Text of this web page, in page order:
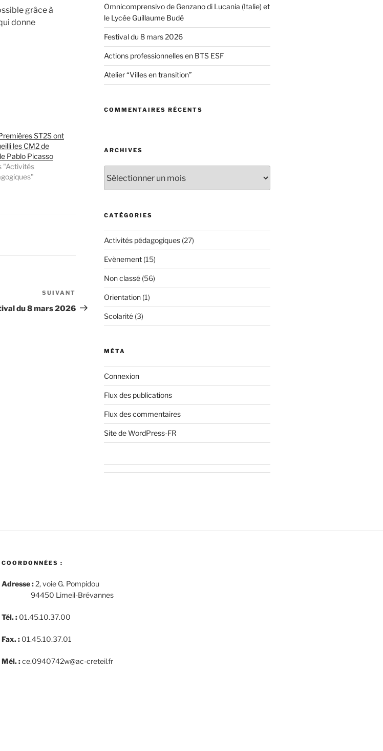
grâce à
donne
ST2S ont
les CM2 de
Pablo Picasso
"Activités
suivant
SUIVANT
du 8 mars 2026
Omnicomprensivo de Genzano di Lucania (Italie) et
le Lycée Guillaume Budé
Festival du 8 mars 2026
Actions professionnelles en BTS ESF
Atelier “Villes en transition”
COMMENTAIRES RÉCENTS
ARCHIVES
CATÉGORIES
Activités pédagogiques(27)
Evènement(15)
Non classé(56)
Orientation(1)
Scolarité(3)
MÉTA
Connexion
Flux des publications
Flux des commentaires
Site de WordPress-FR
COORDONNÉES :
Adresse :2, voie G. Pompidou
94450 Limeil-Brévannes
Tél. : 01.45.10.37.00
Fax. : 01.45.10.37.01
Mél. :ce.0940742w@ac-creteil.fr